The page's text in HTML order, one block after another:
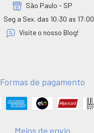
São Paulo - SP
Seg a Sex. das 10:30 as 17:00
Visite o nosso Blog!
Formas de pagamento
Meios de envio